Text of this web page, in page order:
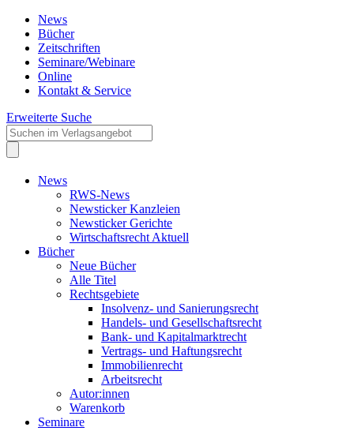
News
Bücher
Zeitschriften
Seminare/Webinare
Online
Kontakt & Service
Erweiterte Suche
News
RWS-News
Newsticker Kanzleien
Newsticker Gerichte
Wirtschaftsrecht Aktuell
Bücher
Neue Bücher
Alle Titel
Rechtsgebiete
Insolvenz- und Sanierungsrecht
Handels- und Gesellschaftsrecht
Bank- und Kapitalmarktrecht
Vertrags- und Haftungsrecht
Immobilienrecht
Arbeitsrecht
Autor:innen
Warenkorb
Seminare